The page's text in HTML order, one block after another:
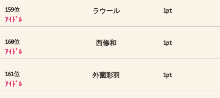
159位
ｱｲﾄﾞﾙ
ラウール 1pt
160位
ｱｲﾄﾞﾙ
西條和 1pt
161位
ｱｲﾄﾞﾙ
外薗彩羽 1pt